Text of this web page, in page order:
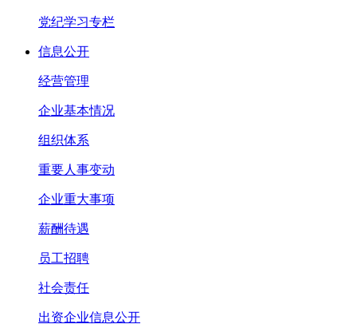
党纪学习专栏
信息公开
经营管理
企业基本情况
组织体系
重要人事变动
企业重大事项
薪酬待遇
员工招聘
社会责任
出资企业信息公开